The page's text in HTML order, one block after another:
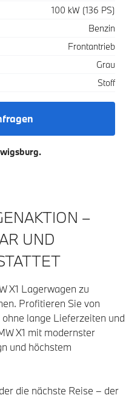
100 kW (136 PS)
Benzin
Frontantrieb
Grau
Stoff
–
UND
X1 Lagerwagen zu
Profitieren Sie von
lange Lieferzeiten und
X1 mit modernster
und höchstem
die nächste Reise – der